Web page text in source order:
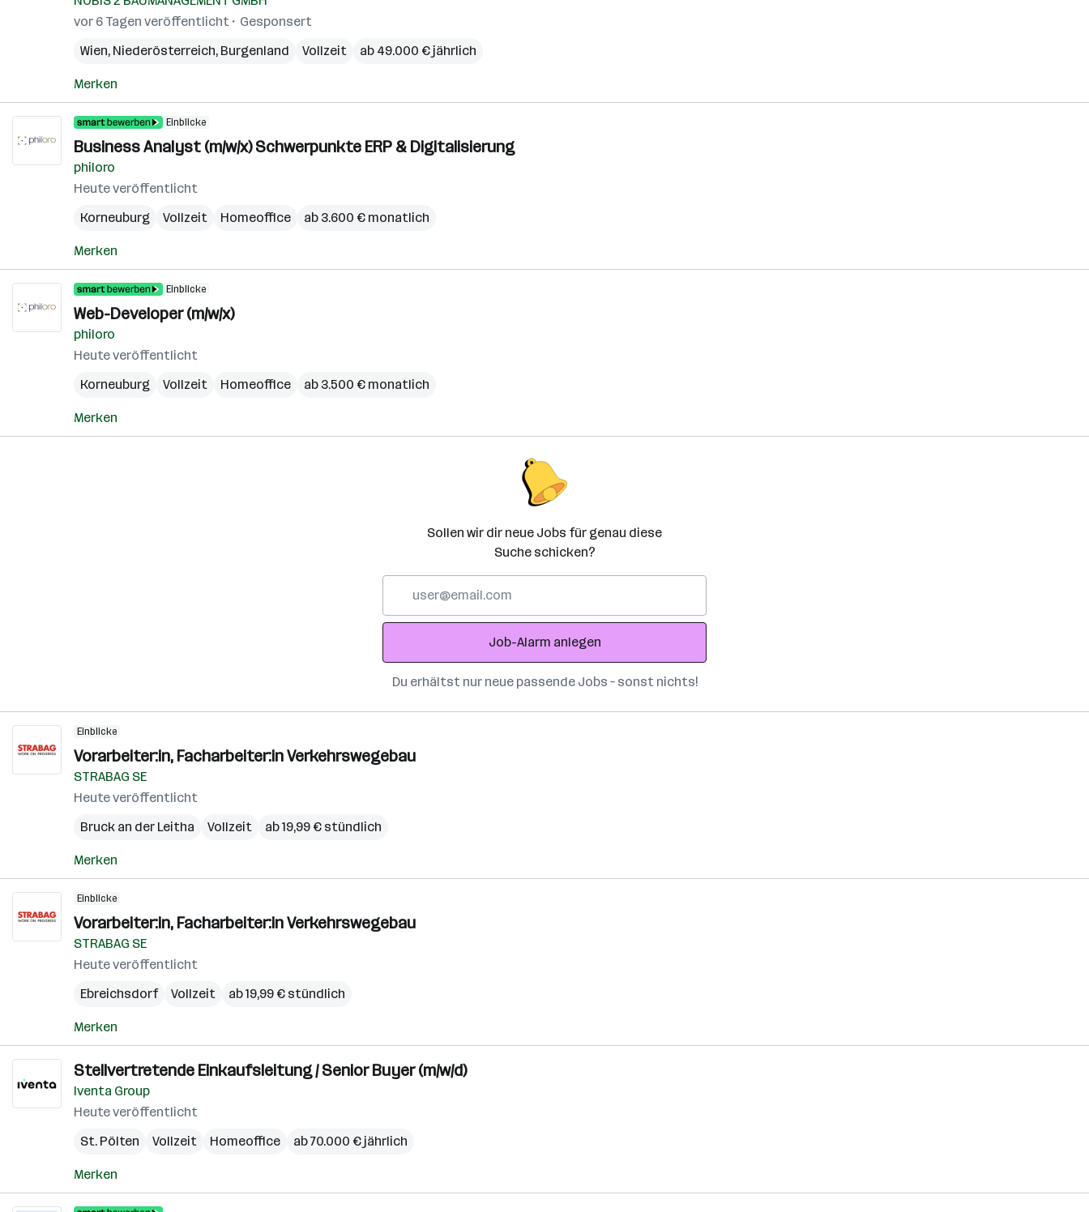
vor 6 Tagen veröffentlicht
Gesponsert
Wien, Niederösterreich, Burgenland Vollzeit ab 49.000 € jährlich
Merken
Einblicke
Business Analyst (m/w/x) Schwerpunkte ERP & Digitalisierung
philoro
Heute veröffentlicht
Korneuburg
Vollzeit Homeoffice ab 3.600 € monatlich
Merken
Einblicke
Web-Developer (m/w/x)
philoro
Heute veröffentlicht
Korneuburg
Vollzeit Homeoffice ab 3.500 € monatlich
Merken
Sollen wir dir neue Jobs für genau diese
Suche schicken?
Adresse
Job-Alarm anlegen
Du erhältst nur neue passende Jobs – sonst nichts!
Einblicke
Vorarbeiter:in, Facharbeiter:in Verkehrswegebau
STRABAG SE
Heute veröffentlicht
Bruck an der Leitha
Vollzeit ab 19,99 € stündlich
Merken
Einblicke
Vorarbeiter:in, Facharbeiter:in Verkehrswegebau
STRABAG SE
Heute veröffentlicht
Ebreichsdorf
Vollzeit ab 19,99 € stündlich
Merken
Stellvertretende Einkaufsleitung / Senior Buyer (m/w/d)
Iventa Group
Heute veröffentlicht
St. Pölten
Vollzeit Homeoffice ab 70.000 € jährlich
Merken